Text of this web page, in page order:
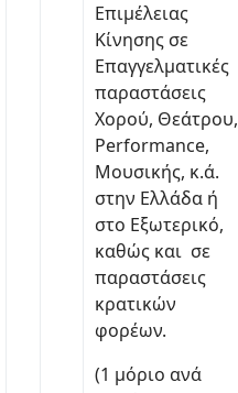
Επιμέλειας
Κίνησης σε
Επαγγελματικές
παραστάσεις
Χορού, Θεάτρου,
Performance,
Μουσικής, κ.ά.
στην Ελλάδα ή
στο Εξωτερικό,
καθώς και σε
παραστάσεις
κρατικών
φορέων.
(1 μόριο ανά